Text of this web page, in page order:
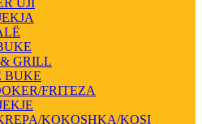
UJI
GRILL
BUKE
FRITEZA
KOKOSHKA/KOSI